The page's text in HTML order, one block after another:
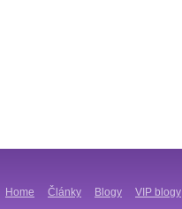
Home Články Blogy VIP blogy